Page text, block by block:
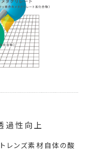
過性向上
レンズ素材自体の酸